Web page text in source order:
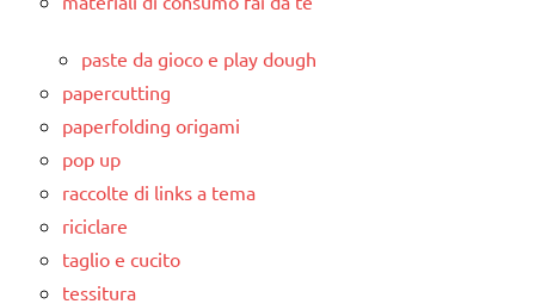
paste da gioco e play dough
papercutting
paperfolding origami
pop up
raccolte di links a tema
riciclare
taglio e cucito
tessitura